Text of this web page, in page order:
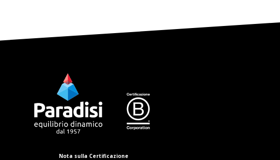
Nota sulla Certificazione